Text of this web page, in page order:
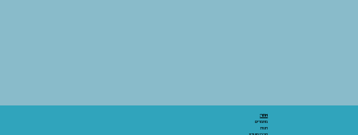
אתר:
מאמרים
חנות